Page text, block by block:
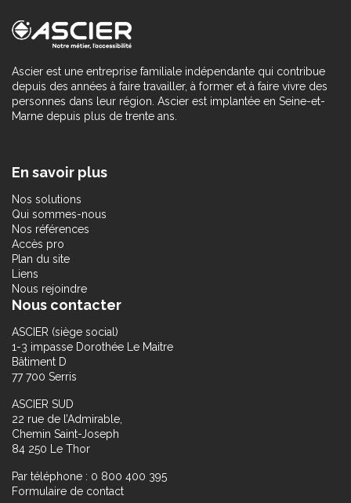
Ascier est une entreprise familiale indépendante qui contribue
depuis des années à faire travailler, à former et à faire vivre des
personnes dans leur région. Ascier est implantée en Seine-et-
Marne depuis plus de trente ans.
En savoir plus
Nos solutions
Qui sommes-nous
Nos références
Accès pro
Plan du site
Liens
Nous rejoindre
Nous contacter
ASCIER (siège social)
1-3 impasse Dorothée Le Maitre
Bâtiment D
77 700 Serris
ASCIER SUD
22 rue de l’Admirable,
Chemin Saint-Joseph
84 250 Le Thor
Par téléphone : 0 800 400 395
Formulaire de contact